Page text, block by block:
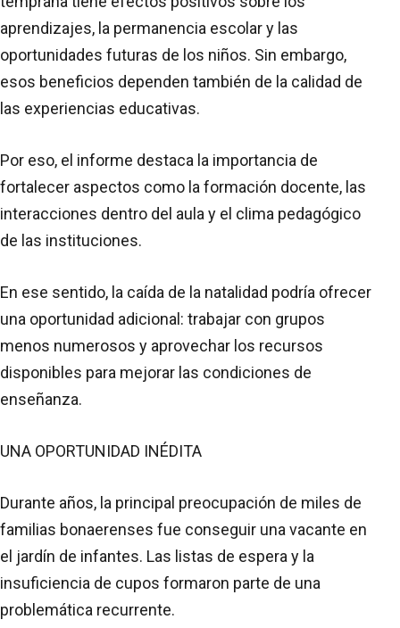
aprendizajes, la permanencia escolar y las
oportunidades futuras de los niños. Sin embargo,
esos beneficios dependen también de la calidad de
las experiencias educativas.
Por eso, el informe destaca la importancia de
fortalecer aspectos como la formación docente, las
interacciones dentro del aula y el clima pedagógico
de las instituciones.
En ese sentido, la caída de la natalidad podría ofrecer
una oportunidad adicional: trabajar con grupos
menos numerosos y aprovechar los recursos
disponibles para mejorar las condiciones de
enseñanza.
UNA OPORTUNIDAD INÉDITA
Durante años, la principal preocupación de miles de
familias bonaerenses fue conseguir una vacante en
el jardín de infantes. Las listas de espera y la
insuficiencia de cupos formaron parte de una
problemática recurrente.